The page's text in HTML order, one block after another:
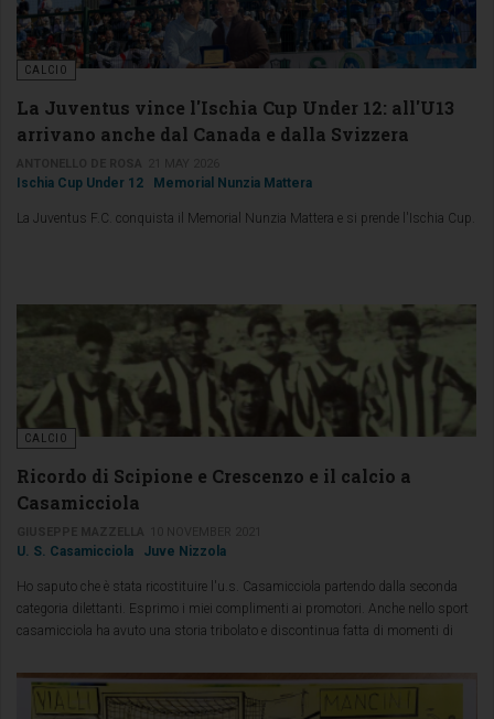
CALCIO
La Juventus vince l'Ischia Cup Under 12: all'U13
arrivano anche dal Canada e dalla Svizzera
Ischia Cup Under 12 Memorial Nunzia Mattera
La Juventus F.C. conquista il Memorial Nunzia Mattera e si prende l'Ischia Cup.
CALCIO
Ricordo di Scipione e Crescenzo e il calcio a
Casamicciola
U. S. Casamicciola Juve Nizzola
Ho saputo che è stata ricostituire l'u.s. Casamicciola partendo dalla seconda
categoria dilettanti. Esprimo i miei complimenti ai promotori. Anche nello sport
casamicciola ha avuto una storia tribolato e discontinua fatta di momenti di
rispetto agli isolani di altre località. Succede nello sport, nell'associativismo,
nella politica. Momenti di forte passione. Altri di triste oblio.